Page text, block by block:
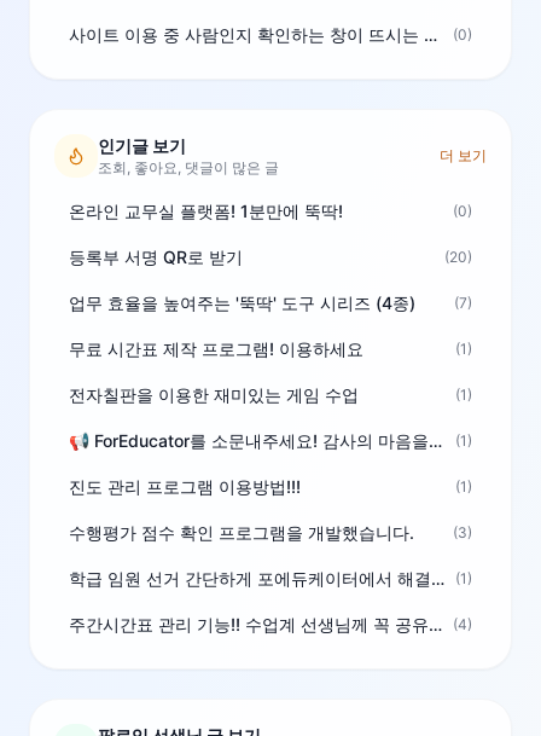
사이트 이용 중 사람인지 확인하는 창이 뜨시는 분은 알려주세요 (0)
인기글 보기
조회, 좋아요, 댓글이 많은 글
더 보기
온라인 교무실 플랫폼! 1분만에 뚝딱! (0)
등록부 서명 QR로 받기 (20)
업무 효율을 높여주는 '뚝딱' 도구 시리즈 (4종) (7)
무료 시간표 제작 프로그램! 이용하세요 (1)
전자칠판을 이용한 재미있는 게임 수업 (1)
📢 ForEducator를 소문내주세요! 감사의 마음을 담은 포인트 선물 (1)
진도 관리 프로그램 이용방법!!! (1)
수행평가 점수 확인 프로그램을 개발했습니다. (3)
학급 임원 선거 간단하게 포에듀케이터에서 해결하세요! (1)
주간시간표 관리 기능!! 수업계 선생님께 꼭 공유해주세요 (4)